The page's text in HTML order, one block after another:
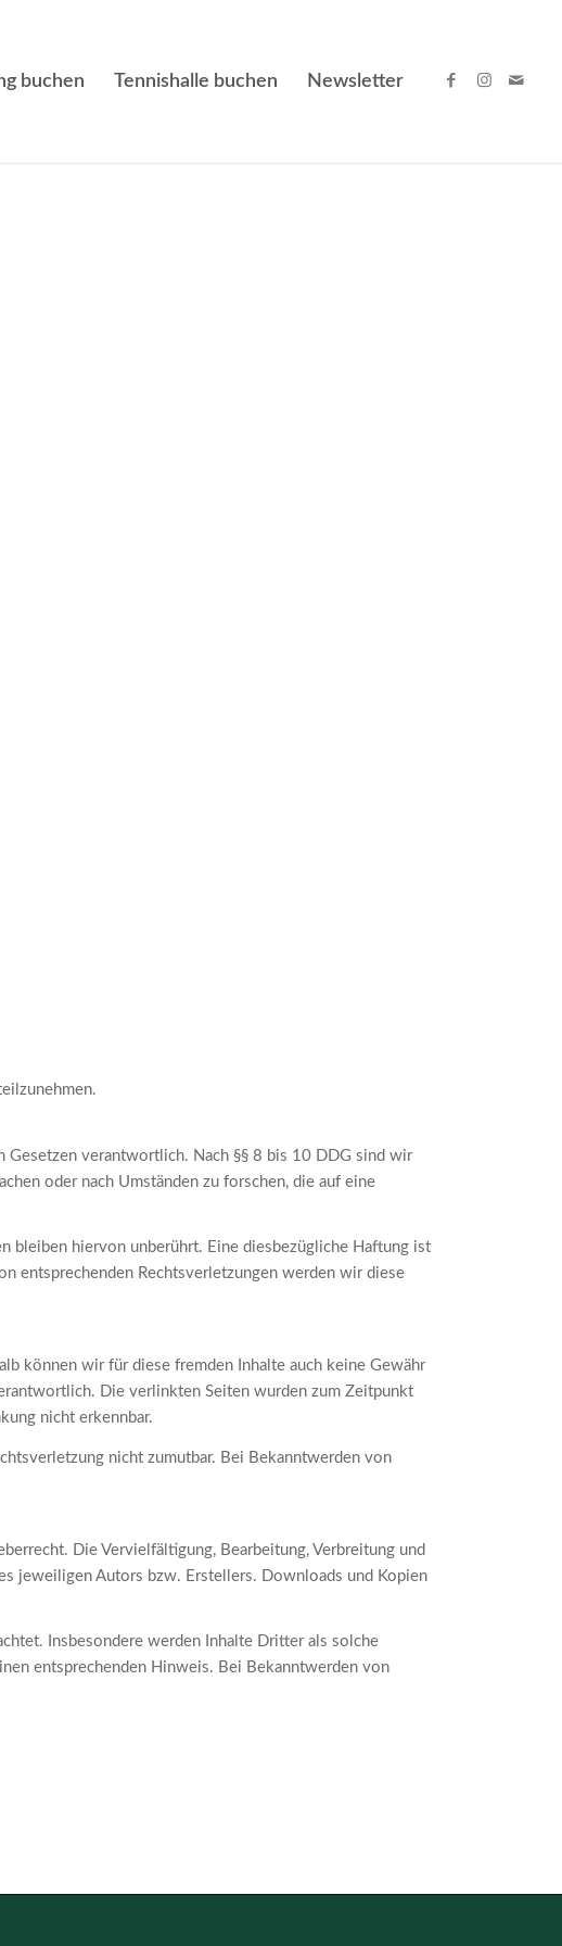
buchen Tennishalle buchen Newsletter
Gesetzen verantwortlich. Nach §§ 8 bis 10 DDG sind wir
oder nach Umständen zu forschen, die auf eine
bleiben hiervon unberührt. Eine diesbezügliche Haftung ist
entsprechenden Rechtsverletzungen werden wir diese
können wir für diese fremden Inhalte auch keine Gewähr
Die verlinkten Seiten wurden zum Zeitpunkt
nicht erkennbar.
nicht zumutbar. Bei Bekanntwerden von
Die Vervielfältigung, Bearbeitung, Verbreitung und
jeweiligen Autors bzw. Erstellers. Downloads und Kopien
Insbesondere werden Inhalte Dritter als solche
entsprechenden Hinweis. Bei Bekanntwerden von